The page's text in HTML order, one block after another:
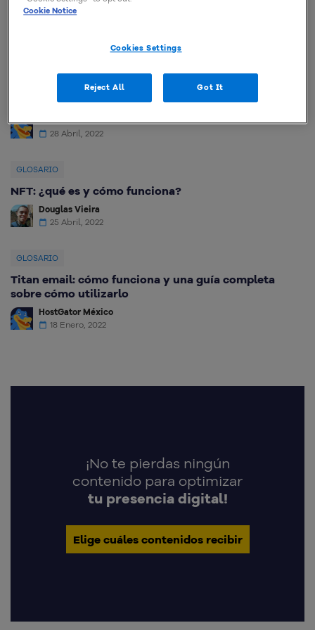
Vacantes freelance: mira dónde encontrar
algunas vacantes
¿Cómo firmar documento digitalmente?
HostGator México
28 Abril, 2022
GLOSARIO
NFT: ¿qué es y cómo funciona?
Douglas Vieira
25 Abril, 2022
GLOSARIO
Titan email: cómo funciona y una guía completa
sobre cómo utilizarlo
HostGator México
18 Enero, 2022
¡No te pierdas ningún
contenido para optimizar
tu presencia digital!
Elige cuáles contenidos recibir
Cookie Notice
Cookies Settings
Reject All Got It